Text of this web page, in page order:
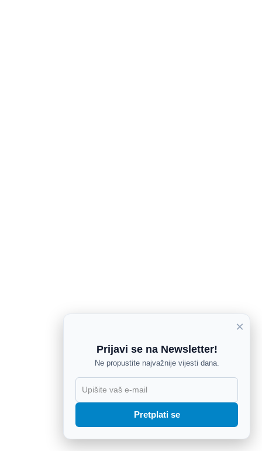
×
Prijavi se na Newsletter!
Ne propustite najvažnije vijesti dana.
Pretplati se